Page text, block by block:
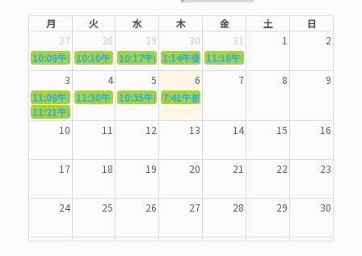
月 火 水 木 金 土
日
27
28 29 30 31 1
2
10:08午前
5362．～国語力を〜
10:10午前5363．～自信を〜
10:17午前 5364．～信じて待つ〜
1:14午後 5365．～計画的に〜
11:16午前
3
4 5 6 7 8
9
11:08午前
5367．～機能を育てる〜
11:30午前5369．～歌唱造形〜
10:35午前 5370．～バランスを〜
7:41午前
11:21午前
10
11 12 13 14 15 16
17 18 19 20 21 22 23
24 25 26 27 28 29 30
31 1 2 3 4 5 6